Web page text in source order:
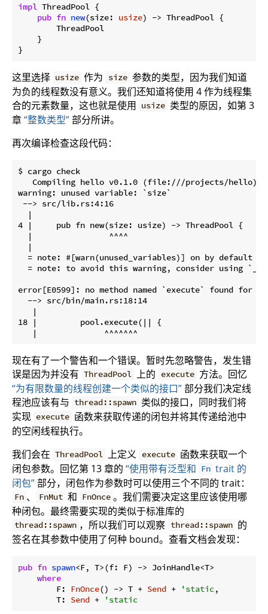
impl ThreadPool {
pub fn new(size: usize) -> ThreadPool {
        ThreadPool
    }
这里选择 usize 作为 size 参数的类型，因为我们知道
为负的线程数没有意义。我们还知道将使用 4 作为线程集
合的元素数量，这也就是使用 usize 类型的原因，如第 3
章“整数类型”部分所讲。
再次编译检查这段代码：
$ cargo check
   Compiling hello v0.1.0 (file:///projects/hello)
warning: unused variable: `size`
--> src/lib.rs:4:16
  |
4 |     pub fn new(size: usize) -> ThreadPool {
  |                ^^^^
  |
  = note: #[warn(unused_variables)] on by default
= note: to avoid this warning, consider using
error[E0599]: no method named `execute` found for
  --> src/bin/main.rs:18:14
   |
18 |         pool.execute(|| {
现在有了一个警告和一个错误。暂时先忽略警告，发生错
误是因为并没有 ThreadPool 上的 execute 方法。回忆
“为有限数量的线程创建一个类似的接口”部分我们决定线
程池应该有与 thread::spawn 类似的接口，同时我们将
实现 execute 函数来获取传递的闭包并将其传递给池中
的空闲线程执行。
我们会在 ThreadPool 上定义 execute 函数来获取一个
闭包参数。回忆第 13 章的 “使用带有泛型和 Fn trait 的
闭包”部分，闭包作为参数时可以使用三个不同的 trait：
Fn 、 FnMut 和 FnOnce 。我们需要决定这里应该使用哪
种闭包。最终需要实现的类似于标准库的
thread::spawn ，所以我们可以观察 thread::spawn 的
签名在其参数中使用了何种 bound。查看文档会发现：
pub fn spawn<F, T>(f: F) -> JoinHandle<T>
where
        F:
FnOnce() -> T + Send + 'static,
        T:
Send + 'static